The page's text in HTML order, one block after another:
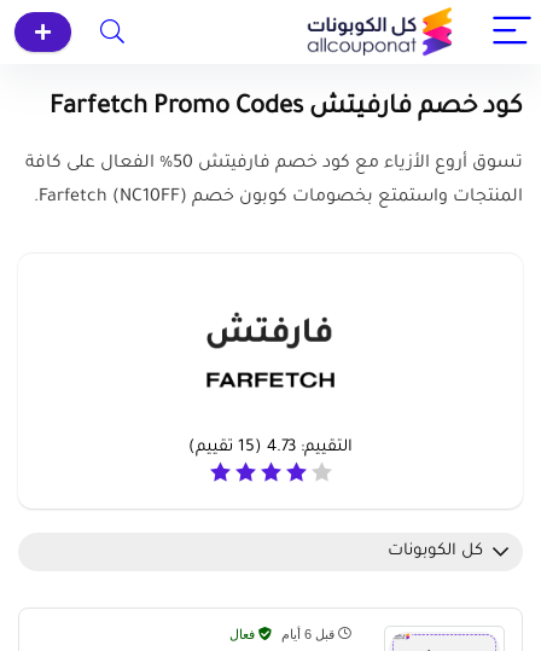
كود خصم فارفيتش Farfetch Promo Codes
تسوق أروع الأزياء مع كود خصم فارفيتش 50% الفعال على كافة
المنتجات واستمتع بخصومات كوبون خصم (NC10FF) Farfetch.
التقييم: 4.73
(
15 تقييم)
كل الكوبونات
قبل 6 أيام فعال